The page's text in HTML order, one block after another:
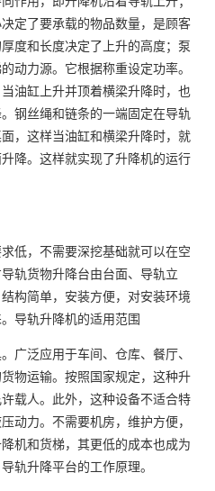
定了要承载的物品数量，是顾客
度和长度决定了上升的高度；泵
动力源。它根据称重设定功率。
油缸上升并顶着横梁升降时，也
钢丝绳和链条的一端固定在导轨
，这样当油缸和横梁升降时，就
降。这样就实现了升降机的运行
低，不需要深挖基础就可以在空
轨货物升降台由台面、导轨立
构简单，安装方便，对安装环境
导轨升降机的适用范围
广泛应用于车间、仓库、餐厅、
物运输。按照国家规定，这种升
载人。此外，这种设备不适合特
动力。不需要机房，维护方便，
机和货梯，其更低的成本也成为
轨升降平台的工作原理。